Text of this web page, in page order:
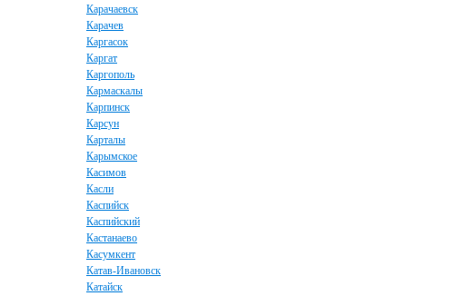
Карачаевск
Карачев
Каргасок
Каргат
Каргополь
Кармаскалы
Карпинск
Карсун
Карталы
Карымское
Касимов
Касли
Каспийск
Каспийский
Кастанаево
Касумкент
Катав-Ивановск
Катайск